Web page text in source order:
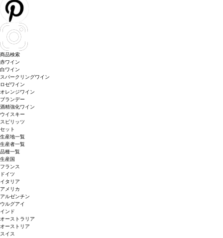
商品検索
赤ワイン
白ワイン
スパークリングワイン
ロゼワイン
オレンジワイン
ブランデー
酒精強化ワイン
ウイスキー
スピリッツ
セット
生産地一覧
生産者一覧
品種一覧
生産国
フランス
ドイツ
イタリア
アメリカ
アルゼンチン
ウルグアイ
インド
オーストラリア
オーストリア
スイス